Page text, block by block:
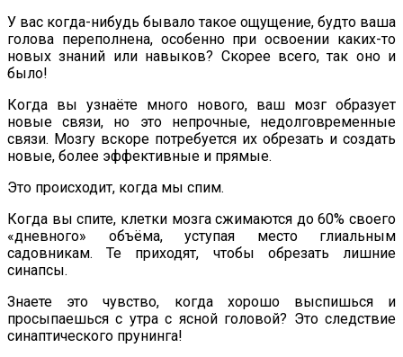
У вас когда-нибудь бывало такое ощущение, будто ваша
голова переполнена, особенно при освоении каких-то
новых знаний или навыков? Скорее всего, так оно и
было!
Когда вы узнаёте много нового, ваш мозг образует
новые связи, но это непрочные, недолговременные
связи. Мозгу вскоре потребуется их обрезать и создать
новые, более эффективные и прямые.
Это происходит, когда мы спим.
Когда вы спите, клетки мозга сжимаются до 60% своего
«дневного» объёма, уступая место глиальным
садовникам. Те приходят, чтобы обрезать лишние
синапсы.
Знаете это чувство, когда хорошо выспишься и
просыпаешься с утра с ясной головой? Это следствие
синаптического прунинга!